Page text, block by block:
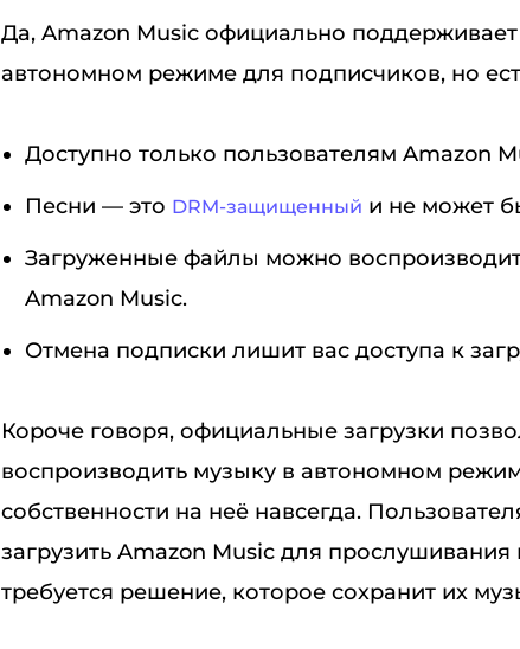
Да, Amazon Music официально
автономном режиме для подписчиков, но
Доступно только пользователям Amazon
Песни — это DRM-защищенный и не может
Загруженные файлы можно
Amazon Music.
Отмена подписки лишит вас доступа к
Короче говоря, официальные загрузки
воспроизводить музыку в автономном
собственности на неё навсегда.
загрузить Amazon Music для
требуется решение, которое сохранит их